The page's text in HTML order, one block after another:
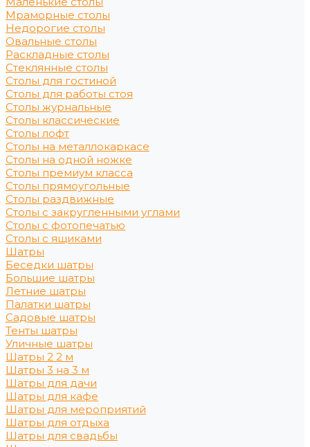
Мраморные столы
Недорогие столы
Овальные столы
Раскладные столы
Стеклянные столы
Столы для гостиной
Столы для работы стоя
Столы журнальные
Столы классические
Столы лофт
Столы на металлокаркасе
Столы на одной ножке
Столы премиум класса
Столы прямоугольные
Столы раздвижные
Столы с закругленными углами
Столы с фотопечатью
Столы с ящиками
Шатры
Беседки шатры
Большие шатры
Летние шатры
Палатки шатры
Садовые шатры
Тенты шатры
Уличные шатры
Шатры 2 2 м
Шатры 3 на 3 м
Шатры для дачи
Шатры для кафе
Шатры для мероприятий
Шатры для отдыха
Шатры для свадьбы